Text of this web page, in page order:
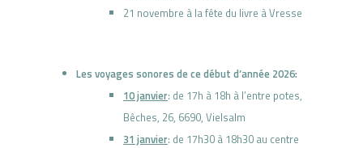
21 novembre à la fête du livre à Vresse
Les voyages sonores de ce début d’année 2026:
10 janvier: de 17h à 18h à l’entre potes,
Bêches, 26, 6690, Vielsalm
31 janvier: de 17h30 à 18h30 au centre